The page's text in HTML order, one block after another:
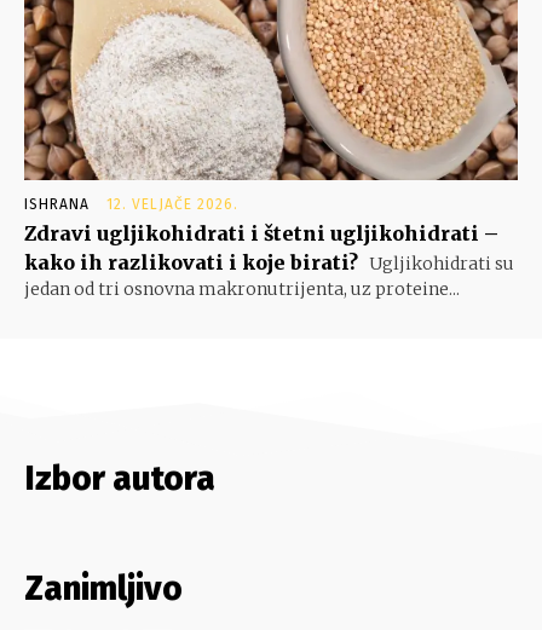
ISHRANA 12. VELJAČE 2026.
Zdravi ugljikohidrati i štetni ugljikohidrati –
kako ih razlikovati i koje birati? Ugljikohidrati su
jedan od tri osnovna makronutrijenta, uz proteine...
Izbor autora
Zanimljivo